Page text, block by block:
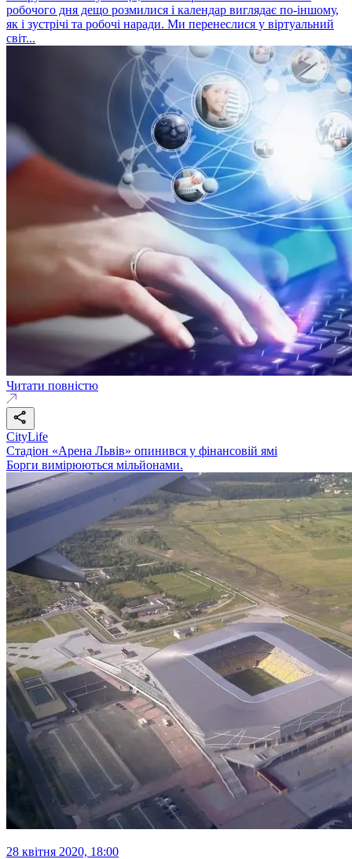
робочого дня дещо розмилися і календар виглядає по-іншому,
як і зустрічі та робочі наради. Ми перенеслися у віртуальний
світ...
Читати повністю
CityLife
Стадіон «Арена Львів» опинився у фінансовій ямі
Борги вимірюються мільйонами.
28 квітня 2020, 18:00